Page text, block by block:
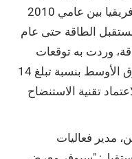
في منطقة الشرق الأوسط وشمال إفريقيا بين عامي 2010
مستقبل الطاقة حتى عام
وردت به توقعات
بزيادة عمليات تحلية المياه في الشرق الأوسط بنسبة تبلغ 14
تقنية الاستنضاح
مدير فعاليات